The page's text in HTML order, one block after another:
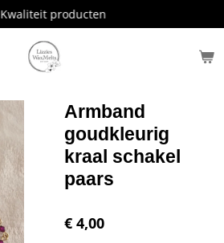
Kwaliteit producten
Armband
goudkleurig
kraal schakel
paars
€ 4,00